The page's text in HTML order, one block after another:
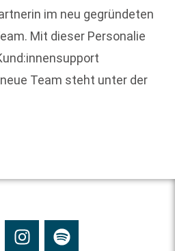
im neu gegründeten
Mit dieser Personalie
Team steht unter der